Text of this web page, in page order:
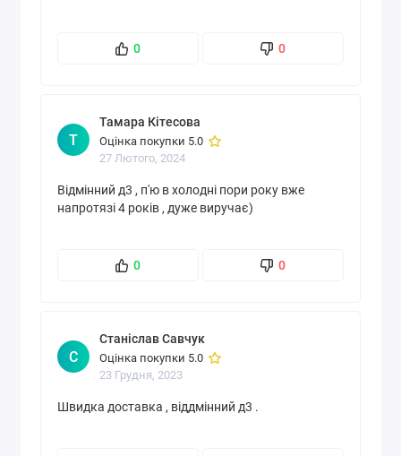
0 0
Т
Тамара Кітесова
Оцінка покупки 5.0
27 Лютого, 2024
Відмінний д3 , п'ю в холодні пори року вже
напротязі 4 років , дуже виручає)
0 0
С
Станіслав Савчук
Оцінка покупки 5.0
23 Грудня, 2023
Швидка доставка , віддмінний д3 .